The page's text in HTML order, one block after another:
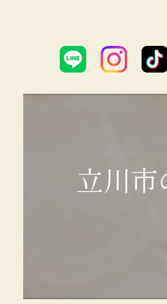
立川